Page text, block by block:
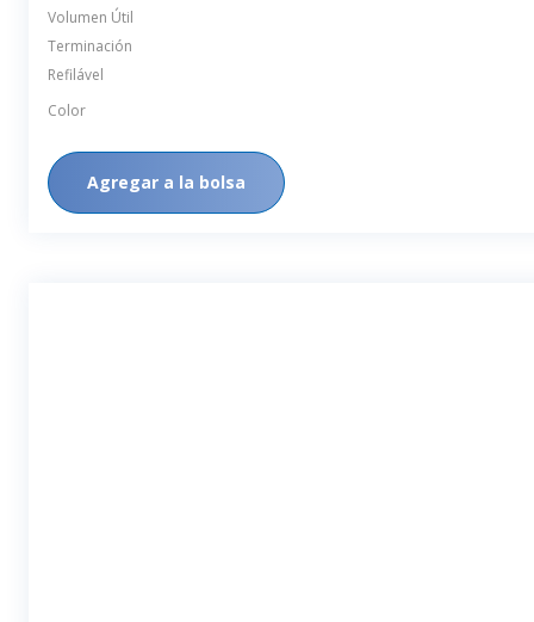
Volumen Útil
Terminación
Refilável
Color
Agregar a la bolsa